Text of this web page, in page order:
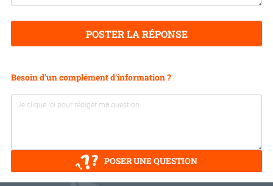
POSTER LA RÉPONSE
Besoin d'un complément d'information ?
POSER UNE QUESTION